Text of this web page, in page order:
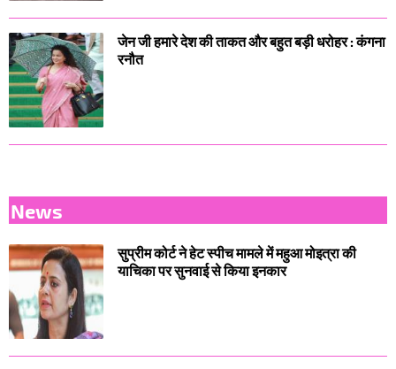
जेन जी हमारे देश की ताकत और बहुत बड़ी धरोहर : कंगना
रनौत
News
सुप्रीम कोर्ट ने हेट स्पीच मामले में महुआ मोइत्रा की
याचिका पर सुनवाई से किया इनकार